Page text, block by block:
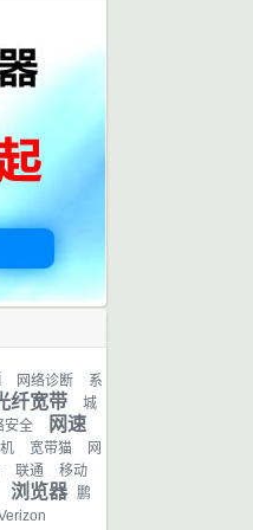
网络诊断
系
纤宽带
城
安全
网速
宽带猫
网
联通 移动
浏览器 鹏